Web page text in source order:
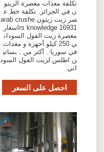
تكلفة معدات معصرة الزيتو
ن في الجزائر. تكلفة خط ع
صر زيت زيتون arab crushe
rs knowledge 16931اسعار
معصرة زيت الفول السودان
ي 250 كيلو أجهزة و معدات
في سوريا . أكثر من ; بساتي
ن اطلس لزيت الفول السود
اني.
احصل على السعر